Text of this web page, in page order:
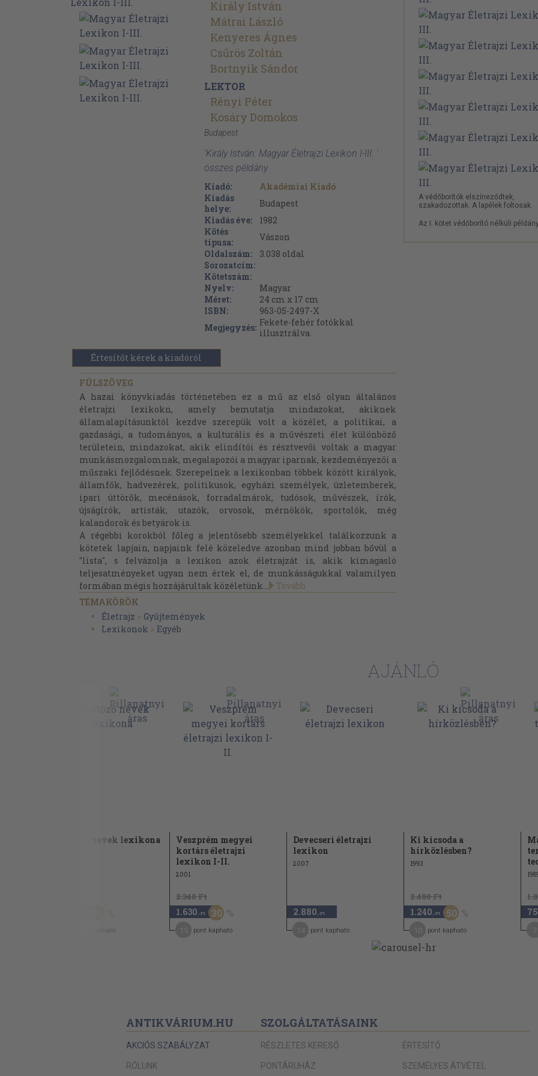
Király István
Mátrai László
Kenyeres Ágnes
Csűrös Zoltán
Bortnyik Sándor
LEKTOR
Rényi Péter
Kosáry Domokos
Budapest
'Király István: Magyar Életrajzi Lexikon I-III. '
összes példány
Kiadó:
Akadémiai Kiadó
Kiadás
helye:
Budapest
Kiadás éve:
1982
Kötés
típusa:
Vászon
Oldalszám:
3.038 oldal
Sorozatcím:
Kötetszám:
Nyelv:
Magyar
Méret:
24 cm x 17 cm
ISBN:
963-05-2497-X
Megjegyzés: Fekete-fehér fotókkal
illusztrálva.
Értesítőt kérek a kiadóról
FÜLSZÖVEG
A hazai könyvkiadás történetében ez a mű az első olyan általános
életrajzi lexikokn, amely bemutatja mindazokat, akiknek
államalapításunktól kezdve szerepük volt a közélet, a politikai, a
gazdasági, a tudományos, a kulturális és a művészeti élet különböző
területein, mindazokat, akik elindítói és résztvevői voltak a magyar
munkásmozgalomnak, megalapozói a magyar iparnak, kezdeményezői a
műszaki fejlődésnek. Szerepelnek a lexikonban többek között királyok,
államfők, hadvezérek, politikusok, egyházi személyek, üzletemberek,
ipari úttörők, mecénások, forradalmárok, tudósok, művészek, írók,
újságírók, artisták, utazók, orvosok, mérnökök, sportolók, még
kalandorok és betyárok is.
A régebbi korokból főleg a jelentősebb személyekkel találkozzunk a
kötetek lapjain, napjaink felé közeledve azonban mind jobban bővül a
"lista", s felvázolja a lexikon azok életrajzát is, akik kimagasló
teljesatményeket ugyan nem értek el, de munkásságukkal valamilyen
formában mégis hozzájárultak közéletünk...
Tovább
TÉMAKÖRÖK
Életrajz > Gyűjtemények
Lexikonok > Egyéb
A védőborítók elszíneződtek,
szakadozottak. A lapélek foltosak.
Az I. kötet védőborító nélküli
AJÁNLÓ
Rejtőző nevek lexikona
pont kapható
Veszprém megyei
kortárs életrajzi
lexikon I-II.
2001
2.340 Ft
1.630 ,-Ft 30
pont kapható
Devecseri életrajzi
lexikon
2007
2.880 ,-Ft
pont kapható
Ki kicsoda a
hírközlésben?
1993
2.480 Ft
1.240 ,-Ft 50
pont kapható
ANTIKVÁRIUM.HU
AKCIÓS SZABÁLYZAT
RÓLUNK
SZOLGÁLTATÁSAINK
RÉSZLETES KERESŐ
PONTÁRUHÁZ
ÉRTESÍTŐ
SZEMÉLYES ÁTVÉTEL